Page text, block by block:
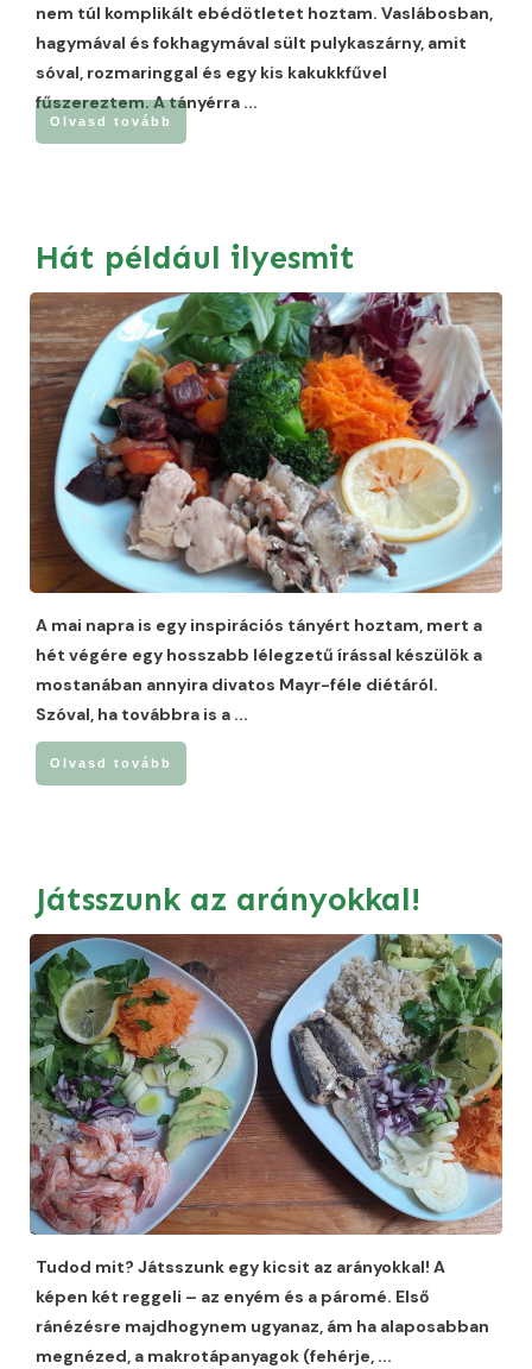
nem túl komplikált ebédötletet hoztam. Vaslábosban,
hagymával és fokhagymával sült pulykaszárny, amit
sóval, rozmaringgal és egy kis kakukkfűvel
fűszereztem. A tányérra ...
Olvasd tovább
Hát például ilyesmit
A mai napra is egy inspirációs tányért hoztam, mert a
hét végére egy hosszabb lélegzetű írással készülök a
mostanában annyira divatos Mayr-féle diétáról.
Szóval, ha továbbra is a ...
Olvasd tovább
Játsszunk az arányokkal!
Tudod mit? Játsszunk egy kicsit az arányokkal! A
képen két reggeli – az enyém és a páromé. Első
ránézésre majdhogynem ugyanaz, ám ha alaposabban
megnézed, a makrotápanyagok (fehérje, ...